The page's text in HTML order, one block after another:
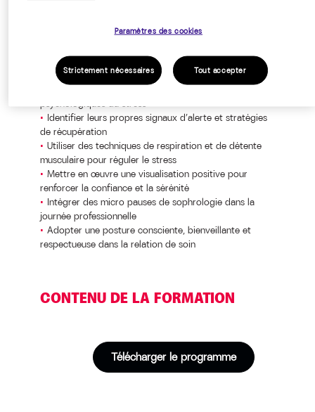
Comprendre les mécanismes physiologiques et
psychologiques du stress
Identifier leurs propres signaux d’alerte et stratégies
de récupération
Utiliser des techniques de respiration et de détente
musculaire pour réguler le stress
Mettre en œuvre une visualisation positive pour
renforcer la confiance et la sérénité
Intégrer des micro pauses de sophrologie dans la
journée professionnelle
Adopter une posture consciente, bienveillante et
respectueuse dans la relation de soin
CONTENU DE LA FORMATION
Télécharger le programme
Paramètres des cookies
Strictement nécessaires Tout accepter